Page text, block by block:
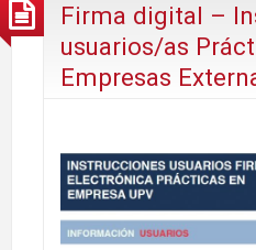
Firma digital –
usuarios/as
Empresas